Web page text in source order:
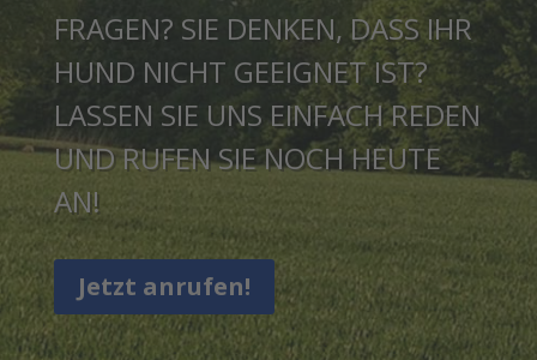
FRAGEN? SIE DENKEN, DASS IHR
HUND NICHT GEEIGNET IST?
LASSEN SIE UNS EINFACH REDEN
UND RUFEN SIE NOCH HEUTE
AN!
Jetzt anrufen!